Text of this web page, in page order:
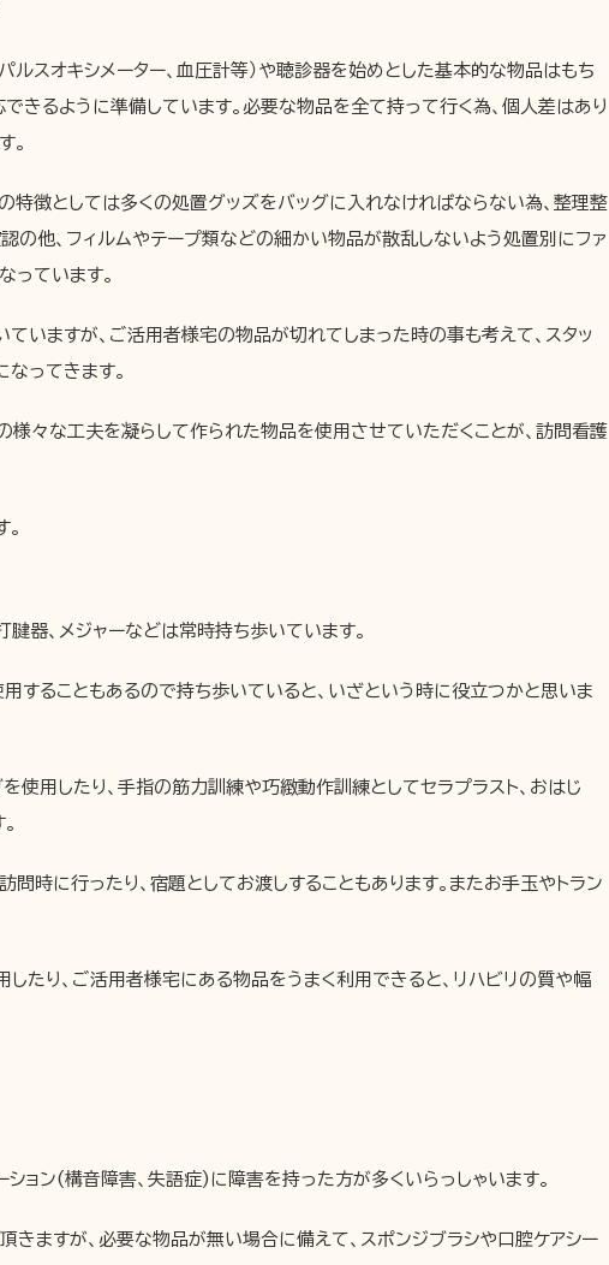
ルスオキシメーター、血圧計等）や聴診器を始めとした基本的な物品はもち
きるように準備しています。必要な物品を全て持って行く為、個人差はあり
。
特徴としては多くの処置グッズをバッグに入れなければならない為、整理整
他、フィルムやテープ類などの細かい物品が散乱しないよう処置別にファ
っています。
いますが、ご活用者様宅の物品が切れてしまった時の事も考えて、スタッ
ってきます。
々な工夫を凝らして作られた物品を使用させていただくことが、訪問看護
器、メジャーなどは常時持ち歩いています。
することもあるので持ち歩いていると、いざという時に役立つかと思いま
用したり、手指の筋力訓練や巧緻動作訓練としてセラプラスト、おはじ
時に行ったり、宿題としてお渡しすることもあります。またお手玉やトラン
たり、ご活用者様宅にある物品をうまく利用できると、リハビリの質や幅
ョン(構音障害、失語症)に障害を持った方が多くいらっしゃいます。
ますが、必要な物品が無い場合に備えて、スポンジブラシや口腔ケアシー